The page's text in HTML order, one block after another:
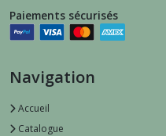
Paiements sécurisés
Navigation
Accueil
Catalogue